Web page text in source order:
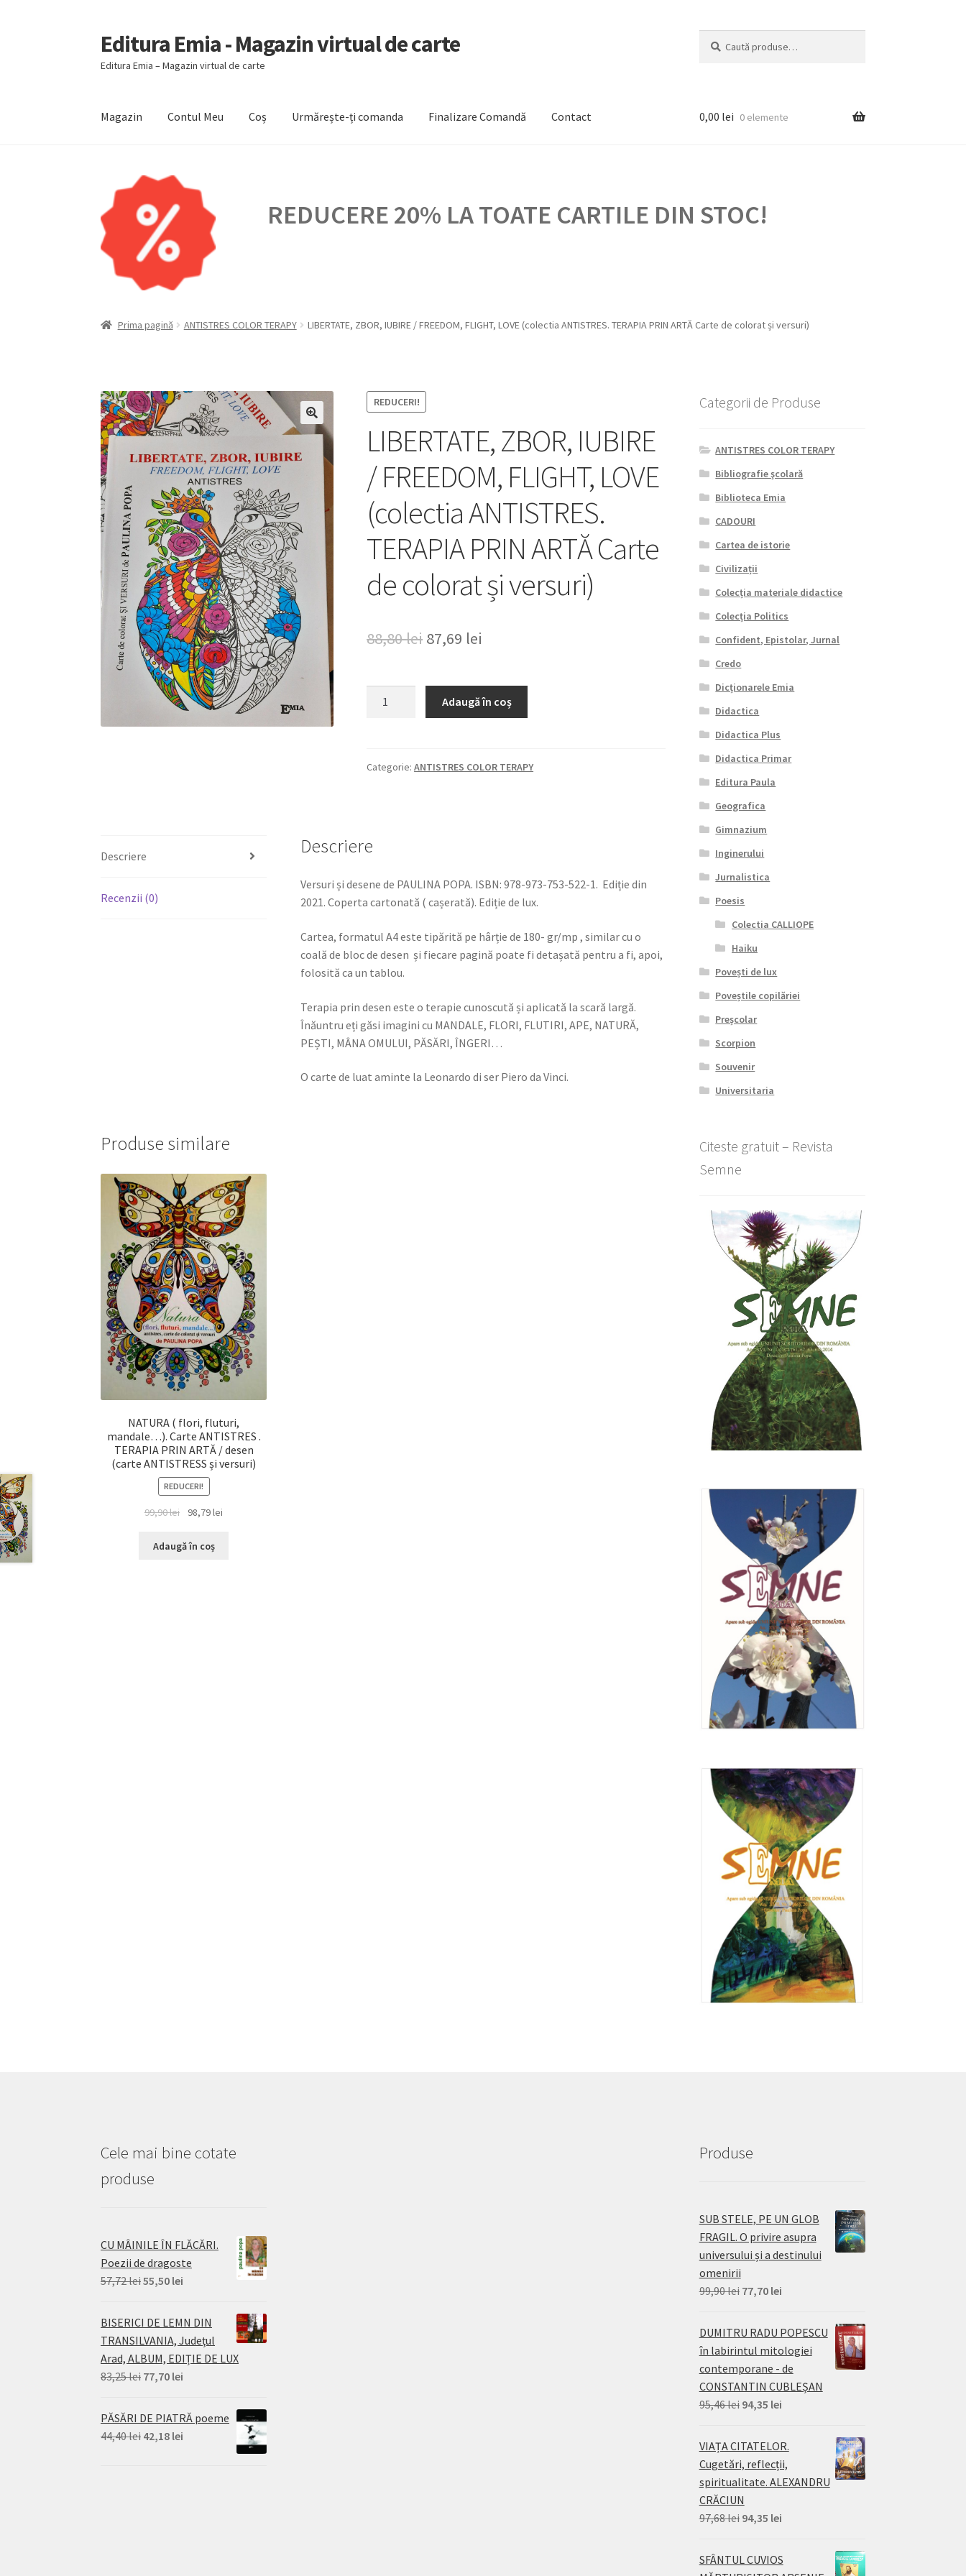
Sari
la
navigare
Sari
la
conținut
Editura Emia - Magazin virtual de carte
Editura Emia – Magazin virtual de carte
după:
Magazin Contul Meu Coș Urmărește-ți comanda Finalizare Comandă Contact 0,00 lei 0 elemente
REDUCERE 20% LA TOATE CARTILE DIN STOC!
Prima pagină ANTISTRES COLOR TERAPY LIBERTATE, ZBOR, IUBIRE / FREEDOM, FLIGHT, LOVE (colectia ANTISTRES. TERAPIA PRIN ARTĂ Carte de colorat și versuri)
REDUCERI!
LIBERTATE, ZBOR, IUBIRE
/ FREEDOM, FLIGHT, LOVE
(colectia ANTISTRES.
TERAPIA PRIN ARTĂ Carte
de colorat și versuri)
88,80lei Prețul
a
fost:
87,69 lei
este:
87,69 lei.
/
ANTISTRES.
PRIN
ARTĂ
de
colorat
și
Adaugă în coș
Categorie:ANTISTRES COLOR TERAPY
Descriere
Recenzii (0)
Descriere
Versuri și desene de PAULINA POPA. ISBN: 978-973-753-522-1. Ediție din
2021. Coperta cartonată ( cașerată). Ediție de lux.
Cartea, formatul A4 este tipărită pe hârție de 180- gr/mp , similar cu o
coală de bloc de desen și fiecare pagină poate fi detașată pentru a fi, apoi,
folosită ca un tablou.
Terapia prin desen este o terapie cunoscută și aplicată la scară largă.
Înăuntru eți găsi imagini cu MANDALE, FLORI, FLUTIRI, APE, NATURĂ,
PEȘTI, MÂNA OMULUI, PĂSĂRI, ÎNGERI…
O carte de luat aminte la Leonardo di ser Piero da Vinci.
Produse similare
NATURA ( flori, fluturi,
mandale…). Carte ANTISTRES .
TERAPIA PRIN ARTĂ / desen
(carte ANTISTRESS și versuri)
REDUCERI!
99,90lei
Prețul
a
98,79lei
Adaugă în coș
Categorii de Produse
ANTISTRES COLOR TERAPY
Bibliografie şcolară
Biblioteca Emia
CADOURI
Cartea de istorie
Civilizații
Colecția materiale didactice
Colecția Politics
Confident, Epistolar, Jurnal
Credo
Dicționarele Emia
Didactica
Didactica Plus
Didactica Primar
Editura Paula
Geografica
Gimnazium
Inginerului
Jurnalistica
Poesis
Colectia CALLIOPE
Haiku
Povești de lux
Poveștile copilăriei
Preșcolar
Scorpion
Souvenir
Universitaria
Citeste gratuit – Revista
Semne
Cele mai bine cotate
produse
CU MÂINILE ÎN FLĂCĂRI.
Poezii de dragoste
57,72leiPrețul
a
fost:
57,72 lei.
55,50 lei
este:
55,50 lei.
BISERICI DE LEMN DIN
TRANSILVANIA, Judeţul
Arad, ALBUM, EDIȚIE DE LUX
83,25lei Prețul
a
fost:
77,70 lei
este:
PĂSĂRI DE PIATRĂ poeme
44,40lei Prețul
42,18 lei
Produse
SUB STELE, PE UN GLOB
FRAGIL. O privire asupra
universului și a destinului
omenirii
99,90lei Prețul
a
fost:
77,70 leiPrețul
este:
77,70 lei.
DUMITRU RADU POPESCU
în labirintul mitologiei
contemporane - de
CONSTANTIN CUBLEȘAN
95,46lei Prețul
a
fost:
95,46 lei.
94,35 leiPrețul
este:
94,35 lei.
VIAȚA CITATELOR.
Cugetări, reflecții,
spiritualitate. ALEXANDRU
CRĂCIUN
97,68lei Prețul
a
fost:
94,35 leiPrețul
este:
94,35 lei.
SFÂNTUL CUVIOS